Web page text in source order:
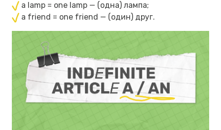
a lamp = one lamp — (одна) лампа;
a friend = one friend — (один) друг.